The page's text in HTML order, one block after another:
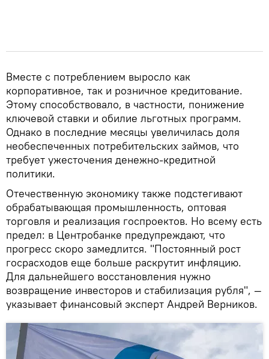
Вместе с потреблением выросло как
корпоративное, так и розничное кредитование.
Этому способствовало, в частности, понижение
ключевой ставки и обилие льготных программ.
Однако в последние месяцы увеличилась доля
необеспеченных потребительских займов, что
требует ужесточения денежно-кредитной
политики.
Отечественную экономику также подстегивают
обрабатывающая промышленность, оптовая
торговля и реализация госпроектов. Но всему есть
предел: в Центробанке предупреждают, что
прогресс скоро замедлится. "Постоянный рост
госрасходов еще больше раскрутит инфляцию.
Для дальнейшего восстановления нужно
возвращение инвесторов и стабилизация рубля", —
указывает финансовый эксперт Андрей Верников.